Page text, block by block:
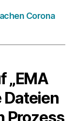
Corona
„EMA
Dateien